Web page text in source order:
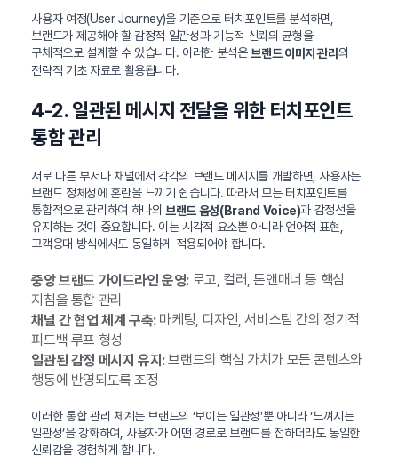
사용자 여정(User Journey)을 기준으로 터치포인트를 분석하면,
브랜드가 제공해야 할 감정적 일관성과 기능적 신뢰의 균형을
구체적으로 설계할 수 있습니다. 이러한 분석은 브랜드 이미지 관리의
전략적 기초 자료로 활용됩니다.
4-2. 일관된 메시지 전달을 위한 터치포인트
통합 관리
서로 다른 부서나 채널에서 각각의 브랜드 메시지를 개발하면, 사용자는
브랜드 정체성에 혼란을 느끼기 쉽습니다. 따라서 모든 터치포인트를
통합적으로 관리하여 하나의 브랜드 음성(Brand Voice)과 감정선을
유지하는 것이 중요합니다. 이는 시각적 요소뿐 아니라 언어적 표현,
고객응대 방식에서도 동일하게 적용되어야 합니다.
중앙 브랜드 가이드라인 운영:로고, 컬러, 톤앤매너 등 핵심
지침을 통합 관리
채널 간 협업 체계 구축:마케팅, 디자인, 서비스팀 간의 정기적
피드백 루프 형성
일관된 감정 메시지 유지:브랜드의 핵심 가치가 모든 콘텐츠와
행동에 반영되도록 조정
이러한 통합 관리 체계는 브랜드의 ‘보이는 일관성’뿐 아니라 ‘느껴지는
일관성’을 강화하여, 사용자가 어떤 경로로 브랜드를 접하더라도 동일한
신뢰감을 경험하게 합니다.